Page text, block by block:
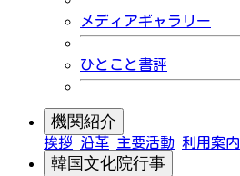
メディアギャラリー
ひとこと書評
機関紹介
挨拶 沿革 主要活動 利用案内
韓国文化院行事